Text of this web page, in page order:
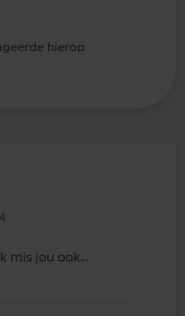
hierop
mis jou ook…